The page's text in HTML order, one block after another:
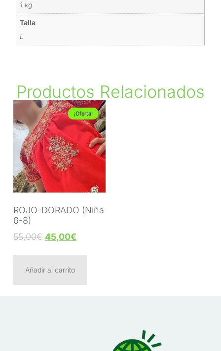
1 kg
Talla
L
Productos Relacionados
¡Oferta!
ROJO-DORADO (Niña
6-8)
55,00€ 45,00€
Añadir al carrito